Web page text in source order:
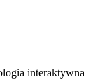
interaktywna